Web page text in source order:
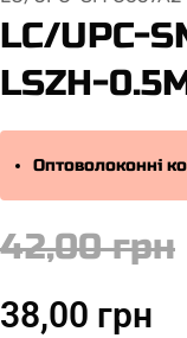
LC/UPC-
LSZH-
Оптоволоконні
42,00 грн
38,00 грн